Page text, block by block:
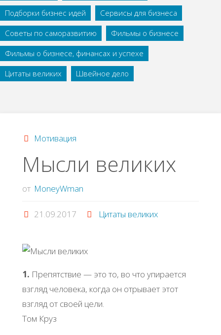
Подборки бизнес идей
Сервисы для бизнеса
Советы по саморазвитию
Фильмы о бизнесе
Фильмы о бизнесе, финансах и успехе
Цитаты великих
Швейное дело
Мотивация
Мысли великих
от MoneyWman
21.09.2017 Цитаты великих
1. Препятствие — это то, во что упирается
взгляд человека, когда он отрывает этот
взгляд от своей цели.
Том Круз